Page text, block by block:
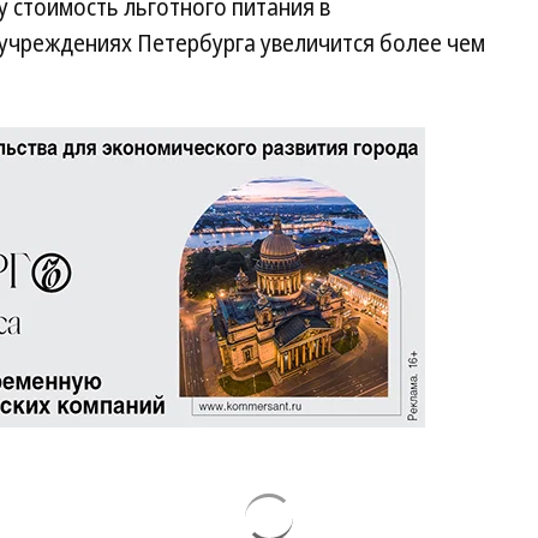
стоимость льготного питания в
Петербурга увеличится более чем